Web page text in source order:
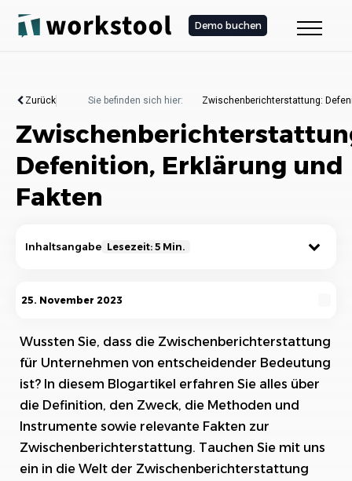
Demo buchen
Zurück Sie befinden sich hier: Zwischenberichterstattung:
Defenition, Erklärung und
Fakten
Inhaltsangabe Lesezeit: 5 Min.
Definition und Bedeutung der
Zwischenberichterstattung
Zweck und Ziele der
Zwischenberichterstattung
Methoden und Instrumente der
Zwischenberichterstattung
Relevante Fakten zur
Zwischenberichterstattung
25. November 2023
Wussten Sie, dass die Zwischenberichterstattung
für Unternehmen von entscheidender Bedeutung
ist? In diesem Blogartikel erfahren Sie alles über
die Definition, den Zweck, die Methoden und
Instrumente sowie relevante Fakten zur
Zwischenberichterstattung. Tauchen Sie mit uns
ein in die Welt der Zwischenberichterstattung